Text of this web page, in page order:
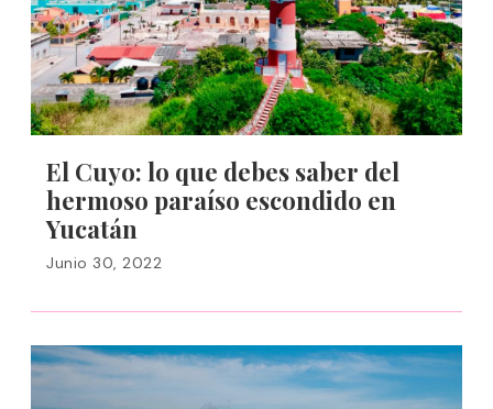
El Cuyo: lo que debes saber del
hermoso paraíso escondido en
Yucatán
Junio 30, 2022